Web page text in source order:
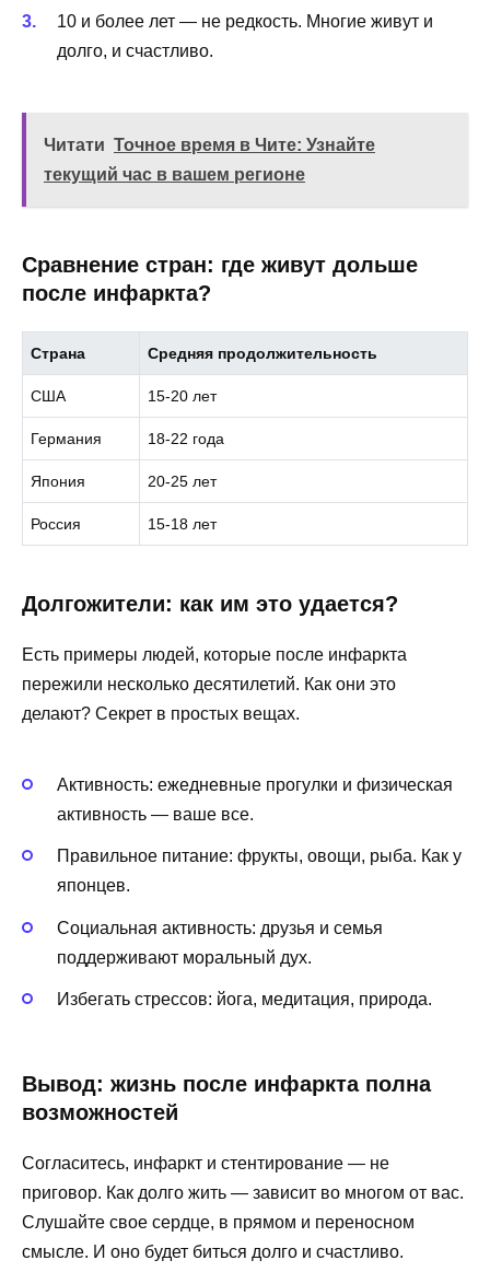
10 и более лет — не редкость. Многие живут и
долго, и счастливо.
Читати Точное время в Чите: Узнайте
текущий час в вашем регионе
Сравнение стран: где живут дольше
после инфаркта?
Страна Средняя продолжительность
США 15-20 лет
Германия 18-22 года
Япония 20-25 лет
Россия 15-18 лет
Долгожители: как им это удается?
Есть примеры людей, которые после инфаркта
пережили несколько десятилетий. Как они это
делают? Секрет в простых вещах.
Активность: ежедневные прогулки и физическая
активность — ваше все.
Правильное питание: фрукты, овощи, рыба. Как у
японцев.
Социальная активность: друзья и семья
поддерживают моральный дух.
Избегать стрессов: йога, медитация, природа.
Вывод: жизнь после инфаркта полна
возможностей
Согласитесь, инфаркт и стентирование — не
приговор. Как долго жить — зависит во многом от вас.
Слушайте свое сердце, в прямом и переносном
смысле. И оно будет биться долго и счастливо.